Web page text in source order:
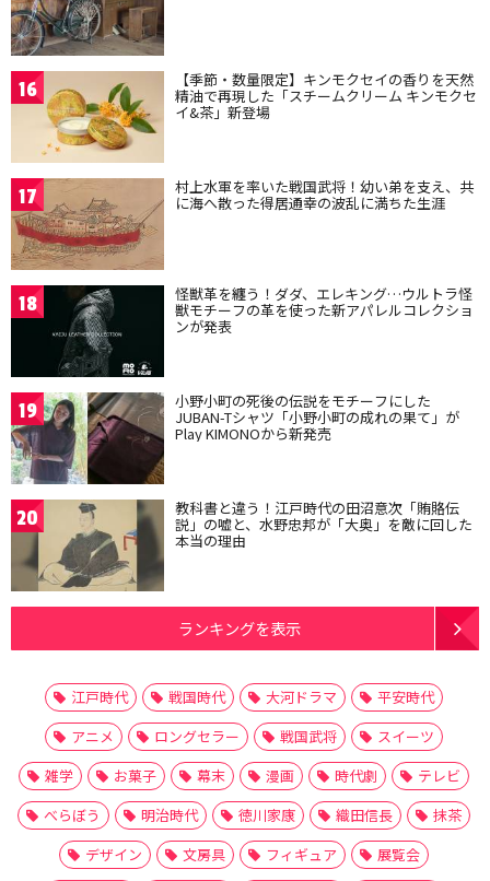
16 【季節・数量限定】キンモクセイの香りを天然
精油で再現した「スチームクリーム キンモクセ
イ&茶」新登場
17 村上水軍を率いた戦国武将！幼い弟を支え、共
に海へ散った得居通幸の波乱に満ちた生涯
18 怪獣革を纏う！ダダ、エレキング…ウルトラ怪
獣モチーフの革を使った新アパレルコレクショ
ンが発表
19 小野小町の死後の伝説をモチーフにした
JUBAN-Tシャツ「小野小町の成れの果て」が
Play KIMONOから新発売
20 教科書と違う！江戸時代の田沼意次「賄賂伝
説」の嘘と、水野忠邦が「大奥」を敵に回した
本当の理由
ランキングを表示
江戸時代 戦国時代 大河ドラマ
平安時代
アニメ
ロングセラー 戦国武将
スイーツ
雑学
お菓子 幕末 漫画 時代劇
テレビ
べらぼう
明治時代 徳川家康 織田信長
抹茶
デザイン
文房具 フィギュア
展覧会